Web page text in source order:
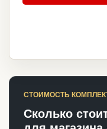
СТОИМОСТЬ
Сколько